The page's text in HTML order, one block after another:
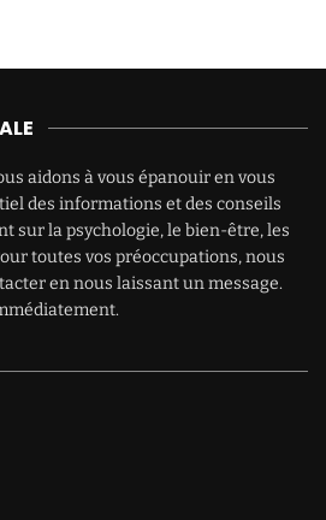
aidons à vous épanouir en vous
des informations et des conseils
sur la psychologie, le bien-être, les
toutes vos préoccupations, nous
en nous laissant un message.